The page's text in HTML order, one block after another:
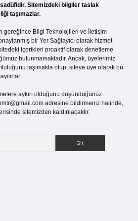
Sitemizdeki bilgiler taslak
taşımazlar.
gereğince Bilgi Teknolojileri ve İletişim
bir Yer Sağlayıcı olarak hizmet
içerikleri proaktif olarak denetleme
bulunmamaktadır. Ancak, üyelerimiz
taşımakta olup, siteye üye olarak bu
aykırı olduğunu düşündüğünüz
adresine bildirmeniz halinde,
sitemizden kaldırılacaktır.